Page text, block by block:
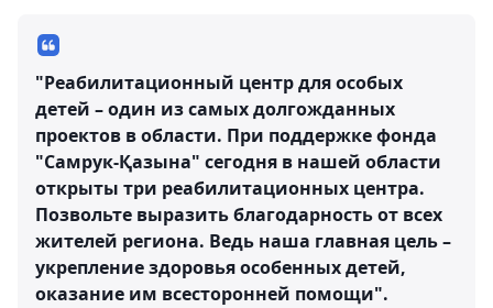
"Реабилитационный центр для особых
детей – один из самых долгожданных
проектов в области. При поддержке фонда
"Самрук-Қазына" сегодня в нашей области
открыты три реабилитационных центра.
Позвольте выразить благодарность от всех
жителей региона. Ведь наша главная цель –
укрепление здоровья особенных детей,
оказание им всесторонней помощи".